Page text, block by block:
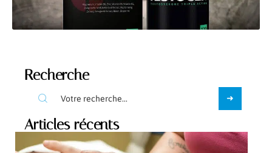
Recherche
Articles récents